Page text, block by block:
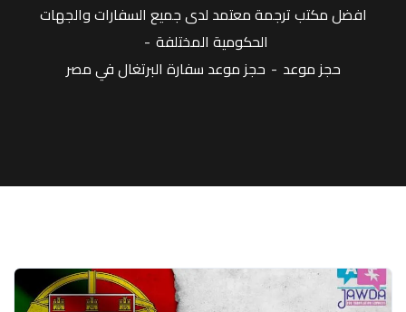
افضل مكتب ترجمة معتمد لدى جميع السفارات والجهات
الحكومية المختلفة
حجز موعد
حجز موعد سفارة البرتغال في مصر